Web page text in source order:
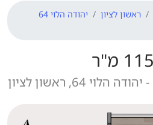
ראשון לציון
יהודה הלוי 64